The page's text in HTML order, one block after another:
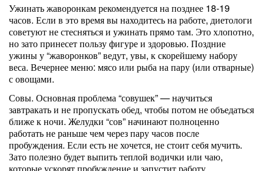
Ужинать жаворонкам рекомендуется на позднее 18-19
часов. Если в это время вы находитесь на работе, диетологи
советуют не стесняться и ужинать прямо там. Это хлопотно,
но зато принесет пользу фигуре и здоровью. Поздние
ужины у “жаворонков” ведут, увы, к скорейшему набору
веса. Вечернее меню: мясо или рыба на пару (или отварные)
с овощами.
Совы. Основная проблема “совушек” — научиться
завтракать и не пропускать обед, чтобы потом не объедаться
ближе к ночи. Желудки “сов” начинают полноценно
работать не раньше чем через пару часов после
пробуждения. Если есть не хочется, не стоит себя мучить.
Зато полезно будет выпить теплой водички или чаю,